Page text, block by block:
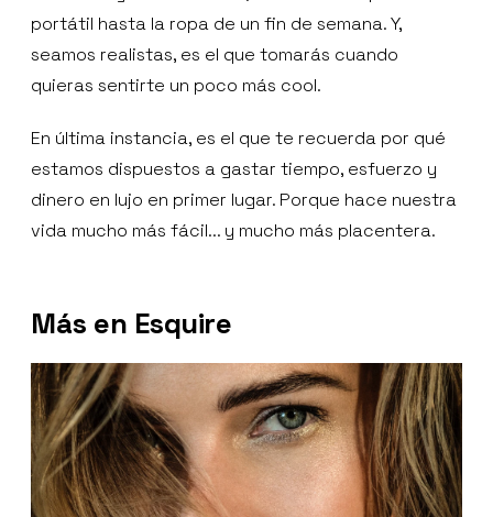
portátil hasta la ropa de un fin de semana. Y,
seamos realistas, es el que tomarás cuando
quieras sentirte un poco más cool.
En última instancia, es el que te recuerda por qué
estamos dispuestos a gastar tiempo, esfuerzo y
dinero en lujo en primer lugar. Porque hace nuestra
vida mucho más fácil... y mucho más placentera.
Más en Esquire